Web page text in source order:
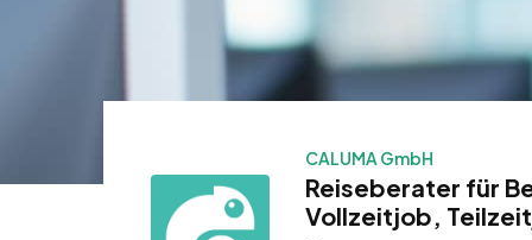
CALUMA GmbH
Reiseberater für
Vollzeitjob,